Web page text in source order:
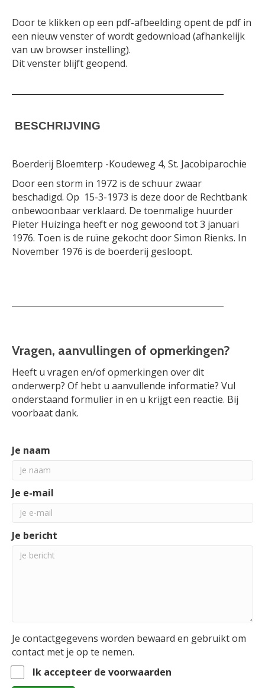
Door te klikken op een pdf-afbeelding opent de pdf in
een nieuw venster of wordt gedownload (afhankelijk
van uw browser instelling).
Dit venster blijft geopend.
BESCHRIJVING
Boerderij Bloemterp -Koudeweg 4, St. Jacobiparochie
Door een storm in 1972 is de schuur zwaar
beschadigd. Op 15-3-1973 is deze door de Rechtbank
onbewoonbaar verklaard. De toenmalige huurder
Pieter Huizinga heeft er nog gewoond tot 3 januari
1976. Toen is de ruïne gekocht door Simon Rienks. In
November 1976 is de boerderij gesloopt.
Vragen, aanvullingen of opmerkingen?
Heeft u vragen en/of opmerkingen over dit
onderwerp? Of hebt u aanvullende informatie? Vul
onderstaand formulier in en u krijgt een reactie. Bij
voorbaat dank.
Je naam
Je e-mail
Je bericht
Je contactgegevens worden bewaard en gebruikt om
contact met je op te nemen.
Ik accepteer de voorwaarden